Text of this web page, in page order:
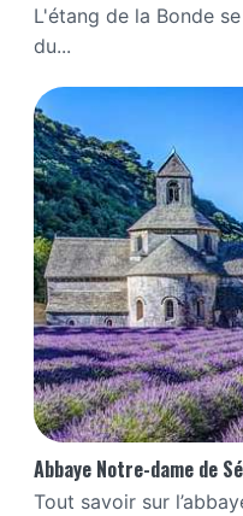
L'étang de la Bonde
du...
Abbaye Notre-dame de
Tout savoir sur